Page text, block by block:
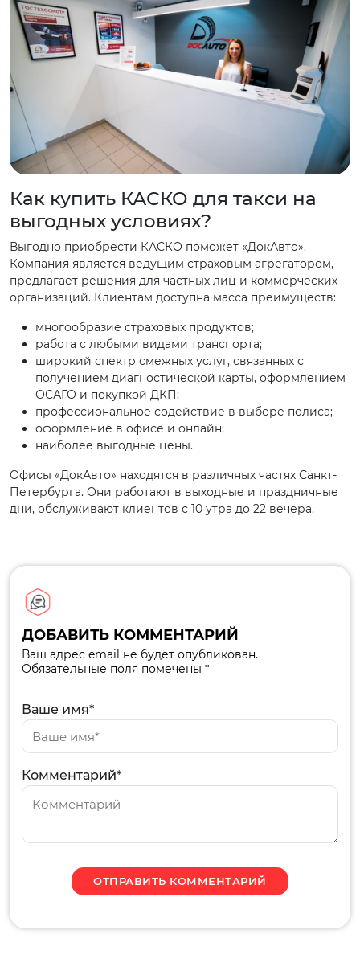
Как купить КАСКО для такси на
выгодных условиях?
Выгодно приобрести КАСКО поможет «ДокАвто».
Компания является ведущим страховым агрегатором,
предлагает решения для частных лиц и коммерческих
организаций. Клиентам доступна масса преимуществ:
многообразие страховых продуктов;
работа с любыми видами транспорта;
широкий спектр смежных услуг, связанных с
получением диагностической карты, оформлением
ОСАГО и покупкой ДКП;
профессиональное содействие в выборе полиса;
оформление в офисе и онлайн;
наиболее выгодные цены.
Офисы «ДокАвто» находятся в различных частях Санкт-
Петербурга. Они работают в выходные и праздничные
дни, обслуживают клиентов с 10 утра до 22 вечера.
ДОБАВИТЬ КОММЕНТАРИЙ
Ваш адрес email не будет опубликован.
Обязательные поля помечены *
Комментарий*
Ваше имя*